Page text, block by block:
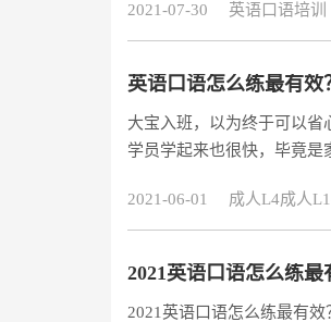
2021-07-30
英语口语培训
英语口语怎么练最有效
大宝入班，以为终于可以省
学员学起来也很快，毕竟
【https://
行一些
2021-06-01 成人L4成人
2021英语口语怎么练
2021英语口语怎么练最有